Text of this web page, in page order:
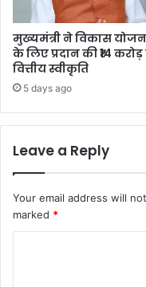
मुख्यमंत्री ने विकास
के लिए प्रदान की ₹14
वित्तीय स्वीकृति
5 days ago
Leave a Reply
Your email address will
marked *